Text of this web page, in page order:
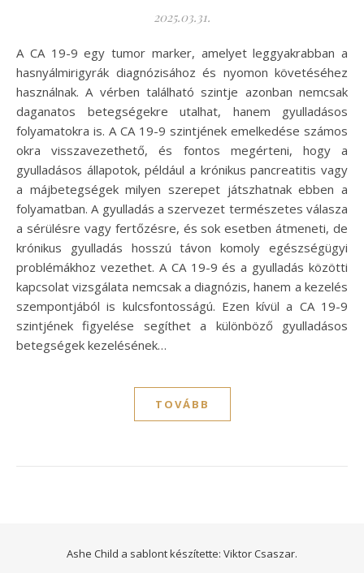
2025.03.31.
A CA 19-9 egy tumor marker, amelyet leggyakrabban a
hasnyálmirigyrák diagnózisához és nyomon követéséhez
használnak. A vérben található szintje azonban nemcsak
daganatos betegségekre utalhat, hanem gyulladásos
folyamatokra is. A CA 19-9 szintjének emelkedése számos
okra visszavezethető, és fontos megérteni, hogy a
gyulladásos állapotok, például a krónikus pancreatitis vagy
a májbetegségek milyen szerepet játszhatnak ebben a
folyamatban. A gyulladás a szervezet természetes válasza
a sérülésre vagy fertőzésre, és sok esetben átmeneti, de
krónikus gyulladás hosszú távon komoly egészségügyi
problémákhoz vezethet. A CA 19-9 és a gyulladás közötti
kapcsolat vizsgálata nemcsak a diagnózis, hanem a kezelés
szempontjából is kulcsfontosságú. Ezen kívül a CA 19-9
szintjének figyelése segíthet a különböző gyulladásos
betegségek kezelésének…
TOVÁBB
Ashe Child a sablont készítette: Viktor Csaszar.